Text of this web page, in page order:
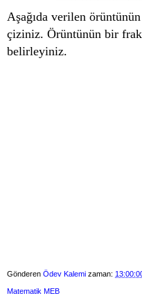
Aşağıda verilen örüntünün
çiziniz. Örüntünün bir
belirleyiniz.
Gönderen Ödev Kalemi zaman:
Matematik MEB